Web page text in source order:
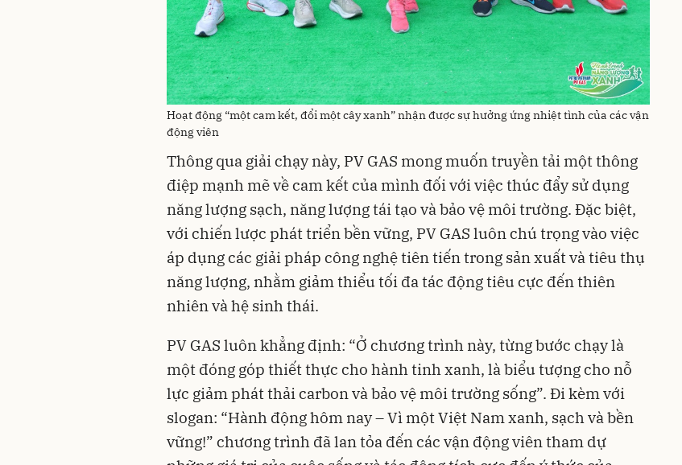
Hoạt động “một cam kết, đổi một cây xanh” nhận được sự hưởng ứng nhiệt tình của các vận
động viên
Thông qua giải chạy này, PV GAS mong muốn truyền tải một thông
điệp mạnh mẽ về cam kết của mình đối với việc thúc đẩy sử dụng
năng lượng sạch, năng lượng tái tạo và bảo vệ môi trường. Đặc biệt,
với chiến lược phát triển bền vững, PV GAS luôn chú trọng vào việc
áp dụng các giải pháp công nghệ tiên tiến trong sản xuất và tiêu thụ
năng lượng, nhằm giảm thiểu tối đa tác động tiêu cực đến thiên
nhiên và hệ sinh thái.
PV GAS luôn khẳng định: “Ở chương trình này, từng bước chạy là
một đóng góp thiết thực cho hành tinh xanh, là biểu tượng cho nỗ
lực giảm phát thải carbon và bảo vệ môi trường sống”. Đi kèm với
slogan: “Hành động hôm nay – Vì một Việt Nam xanh, sạch và bền
vững!” chương trình đã lan tỏa đến các vận động viên tham dự